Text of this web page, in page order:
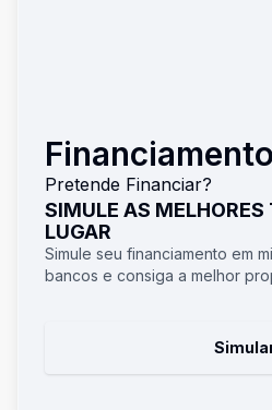
Pretende Financiar?
SIMULE AS
LUGAR
Simule seu financiamento em
bancos e consiga a melhor